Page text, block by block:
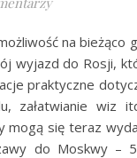
na bieżąco
wyjazd do Rosji,
praktyczne
załatwianie wiz
mogą się teraz
do Moskwy –